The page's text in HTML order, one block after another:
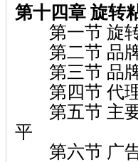
第十四章 旋转
第一节 旋转
第二节 品
第三节 品
第四节 代理
第五节 主要
平
第六节 广告